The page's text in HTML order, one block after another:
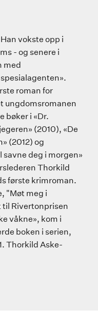
vokste opp i
- og senere i
med
roman for
ungdomsromanen
bøker i «Dr.
(2010), «De
(2012) og
savne deg i morgen»
Thorkild
første krimroman.
"Møt meg i
til Rivertonprisen
våkne», kom i
boken i serien,
Thorkild Aske-